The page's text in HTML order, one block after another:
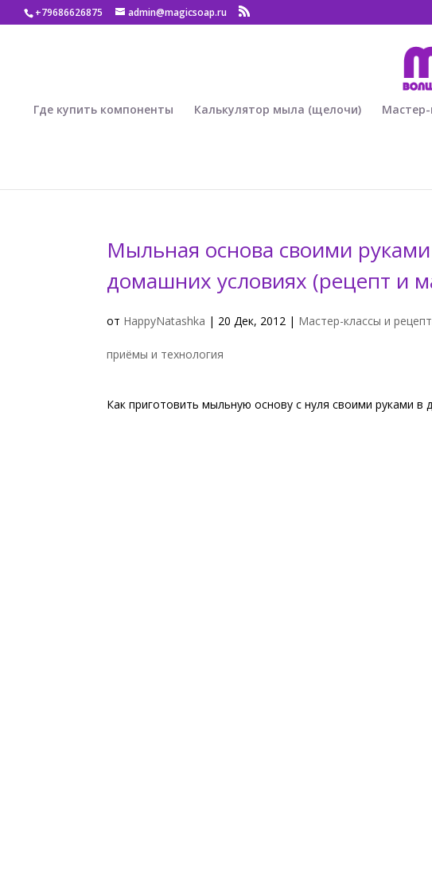
+79686626875 admin@magicsoap.ru
Где купить компоненты Калькулятор мыла (щелочи) Мастер-
Мыльная основа своими руками
домашних условиях (рецепт и
от HappyNatashka | 20 Дек, 2012 | Мастер-классы и
приёмы и технология
Как приготовить мыльную основу с нуля своими руками в